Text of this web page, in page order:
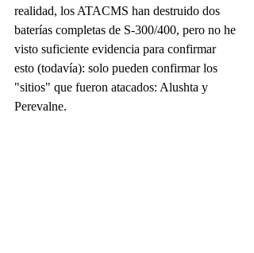
realidad, los ATACMS han destruido dos
baterías completas de S-300/400, pero no he
visto suficiente evidencia para confirmar
esto (todavía): solo pueden confirmar los
"sitios" que fueron atacados: Alushta y
Perevalne.